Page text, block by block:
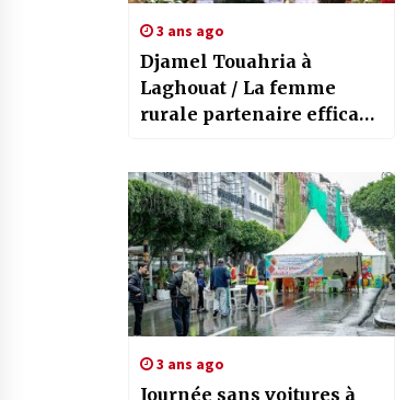
3 ans ago
Djamel Touahria à
Laghouat / La femme
rurale partenaire efficace
socioéconomique
3 ans ago
Journée sans voitures à